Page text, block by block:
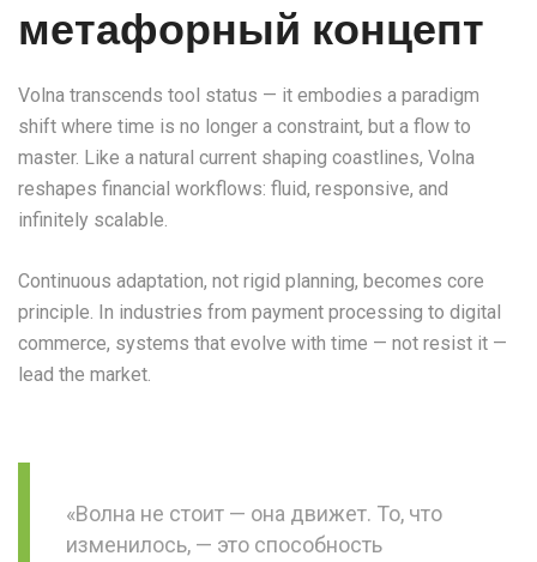
метафорный концепт
Volna transcends tool status — it embodies a paradigm
shift where time is no longer a constraint, but a flow to
master. Like a natural current shaping coastlines, Volna
reshapes financial workflows: fluid, responsive, and
infinitely scalable.
Continuous adaptation, not rigid planning, becomes core
principle. In industries from payment processing to digital
commerce, systems that evolve with time — not resist it —
lead the market.
«Волна не стоит — она движет. То, что
изменилось, — это способность